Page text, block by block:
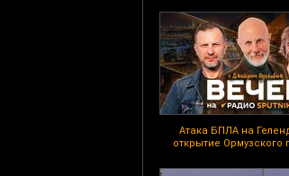
Атака БПЛА на
открытие Ормузского